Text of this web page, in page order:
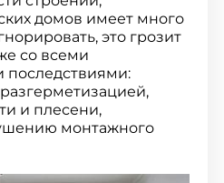
домов имеет много
это грозит
со всеми
последствиями:
и плесени,
монтажного